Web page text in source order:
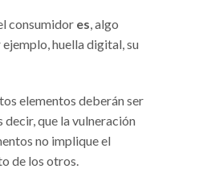
consumidor es, algo
huella digital, su
elementos deberán ser
decir, que la vulneración
no implique el
de los otros.